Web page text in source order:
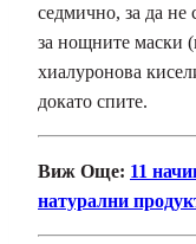
седмично, за да не
за нощните маски
хиалуронова
докато спите.
Виж Още: 11
натурални